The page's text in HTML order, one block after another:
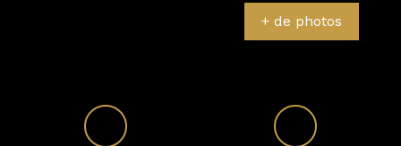
+ de photos